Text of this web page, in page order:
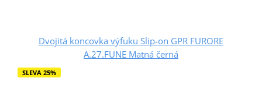
Dvojitá koncovka výfuku Slip-on GPR FURORE
A.27.FUNE Matná černá
SLEVA 25%